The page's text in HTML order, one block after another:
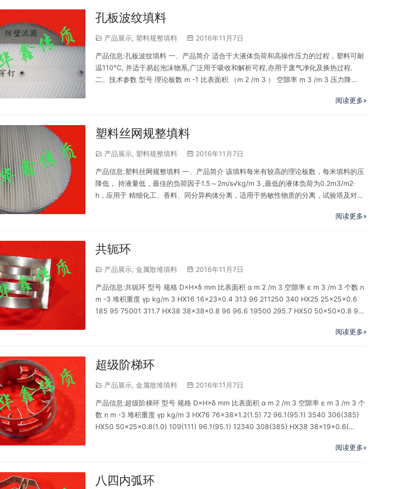
孔板波纹填料
产品展示, 塑料规整填料 2016年11月7日
产品信息:孔板波纹填料 一、产品简介 适合于大液体负荷和高操作压力的过程，塑料可耐
温110℃, 并适于易起泡沫物系,广泛用于吸收和解析可程,亦用于废气净化及换热过程.
二、技术参数 型号 理论板数 m -1 比表面积 （m 2 /m 3 ） 空隙率 m 3 /m 3 压力降
阅读更多»
塑料丝网规整填料
产品展示, 塑料规整填料 2016年11月7日
产品信息:塑料丝网规整填料 一、产品简介 该填料每米有较高的理论板数，每米填料的压
降低， 持液量低，最佳的负荷因子1.5～2m/s√kg/m 3 ,最低的液体负荷为0.2m3/m2·
h，应用于 精细化工、香料、同分异构体分离，适用于热敏性物质的分离，试验塔及对现
阅读更多»
共轭环
产品展示, 金属散堆填料 2016年11月7日
产品信息:共轭环 型号 规格 D×H×δ mm 比表面积 α m 2 /m 3 空隙率 ε m 3 /m 3 个数 n
m -3 堆积重度 γp kg/m 3 HX16 16×23×0.4 313 96 211250 340 HX25 25×25×0.6
185 95 75001 311.7 HX38 38×38×0.8 96 96.6 19500 295.7 HX50 50×50×0.8 96
阅读更多»
超级阶梯环
产品展示, 金属散堆填料 2016年11月7日
产品信息:超级阶梯环 型号 规格 D×H×δ mm 比表面积 α m 2 /m 3 空隙率 ε m 3 /m 3 个
数 n m -3 堆积重度 γp kg/m 3 HX76 76×38×1.2(1.5) 72 96.1(95.1) 3540 306(385)
HX50 50×25×0.8(1.0) 109(111) 96.1(95.1) 12340 308(385) HX38 38×19×0.6(…
阅读更多»
八四内弧环